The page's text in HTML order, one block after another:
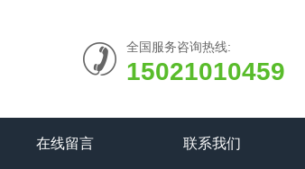
全国服务咨询热线:
15021010459
在线留言 联系我们